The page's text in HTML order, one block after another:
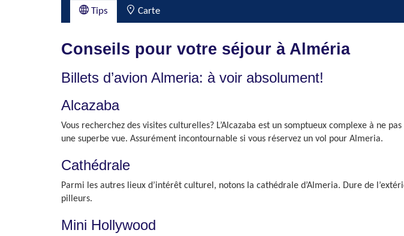
Tips Carte
Conseils pour votre séjour à Alméria
Billets d’avion Almeria: à voir absolument!
Alcazaba
Vous recherchez des visites culturelles? L’Alcazaba est un somptueux complexe à ne
une superbe vue. Assurément incontournable si vous réservez un vol pour Almeria.
Cathédrale
Parmi les autres lieux d’intérêt culturel, notons la cathédrale d’Almeria. Dure de
pilleurs.
Mini Hollywood